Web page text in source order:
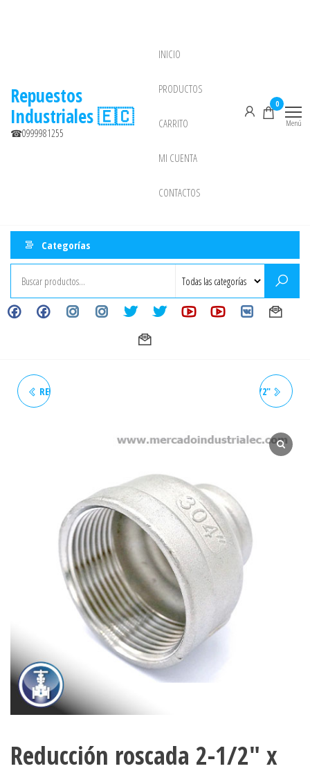
Repuestos
Industriales 🇪🇨
☎0999981255
INICIO
PRODUCTOS
CARRITO
MI CUENTA
CONTACTOS
0
Menú
Categorías
REDUCCIÓN ROSCADA 2" X 1- REDUCCIÓN ROSCADA 2-1/2"
Reducción roscada 2-1/2″ x